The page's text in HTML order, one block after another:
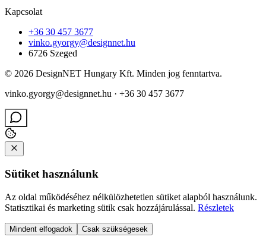
Kapcsolat
+36 30 457 3677
vinko.gyorgy@designnet.hu
6726 Szeged
© 2026 DesignNET Hungary Kft. Minden jog fenntartva.
vinko.gyorgy@designnet.hu · +36 30 457 3677
Sütiket használunk
Az oldal működéséhez nélkülözhetetlen sütiket alapból használunk.
Statisztikai és marketing sütik csak hozzájárulással. Részletek
Mindent elfogadok Csak szükségesek